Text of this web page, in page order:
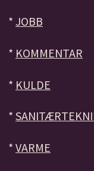
* JOBB
* KOMMENTAR
* KULDE
*
* VARME